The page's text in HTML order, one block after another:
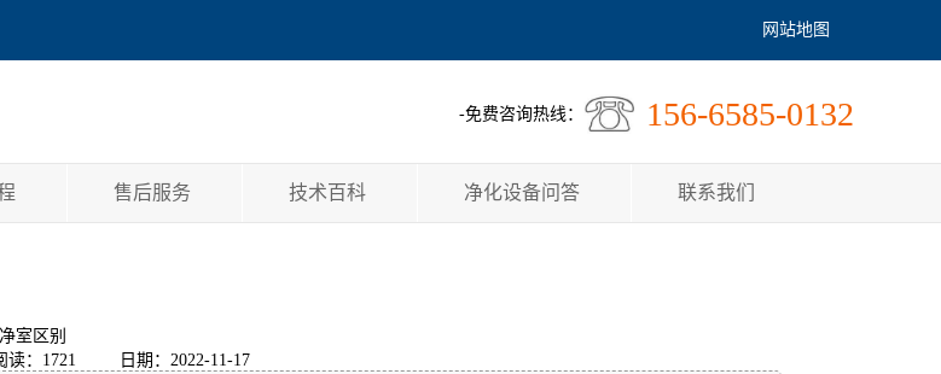
网站地图
-免费咨询热线： 156-6585-0132
售后服务 技术百科 净化设备问答 联系我们
室区别
读：1721 日期：2022-11-17